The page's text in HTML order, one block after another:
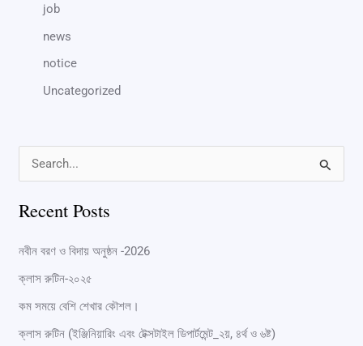
job
news
notice
Uncategorized
a
h
f
o
Recent Posts
নবীন বরণ ও বিদায় অনুষ্ঠন -2026
ক্লাস রুটিন-২০২৫
কম সময়ে বেশি শেখার কৌশল।
ক্লাস রুটিন (ইঞ্জিনিয়ারিং এবং টেক্সটাইল ডিপার্টমেন্ট_২য়, ৪র্থ ও ৬ষ্ট)